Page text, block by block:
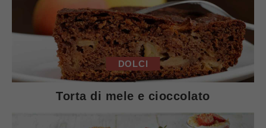
DOLCI
Torta di mele e cioccolato